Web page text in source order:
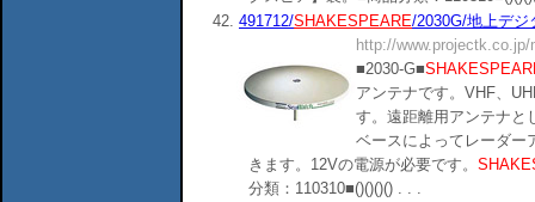
42. 491712/SHAKESPEARE/2030G/地上デ
http://
■2030-G■
アンテナです。VHF、
す。遠距離用アンテナと
ベースによってレーダー
きます。12Vの電源が必要です。
分類：110310■()()()() . . .